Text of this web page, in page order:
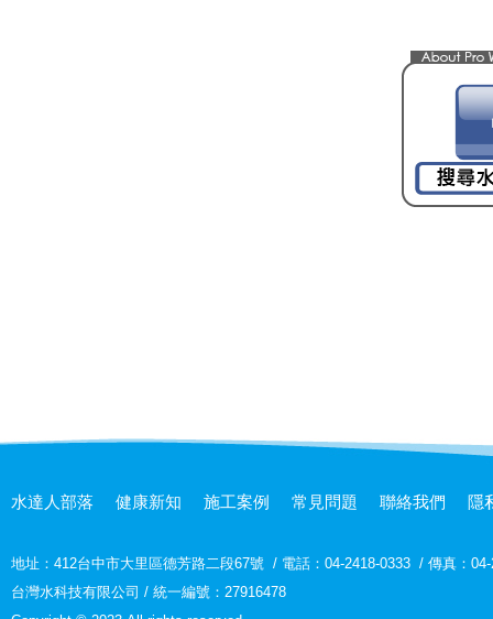
水達人部落 健康新知 施工案例 常見問題 聯絡我們 隱
地址： 412台中市大里區德芳路二段67號 / 電話：04-2418-0333 / 傳真：
台灣水科技有限公司 / 統一編號：27916478